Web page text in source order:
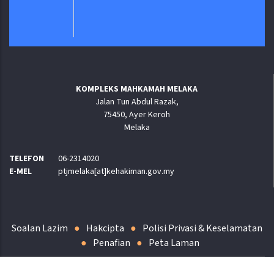
KOMPLEKS MAHKAMAH MELAKA
Jalan Tun Abdul Razak,
75450, Ayer Keroh
Melaka
TELEFON
06-2314020
E-MEL
ptjmelaka[at]kehakiman.gov.my
Soalan Lazim Hakcipta
Polisi Privasi & Keselamatan
Penafian
Peta Laman